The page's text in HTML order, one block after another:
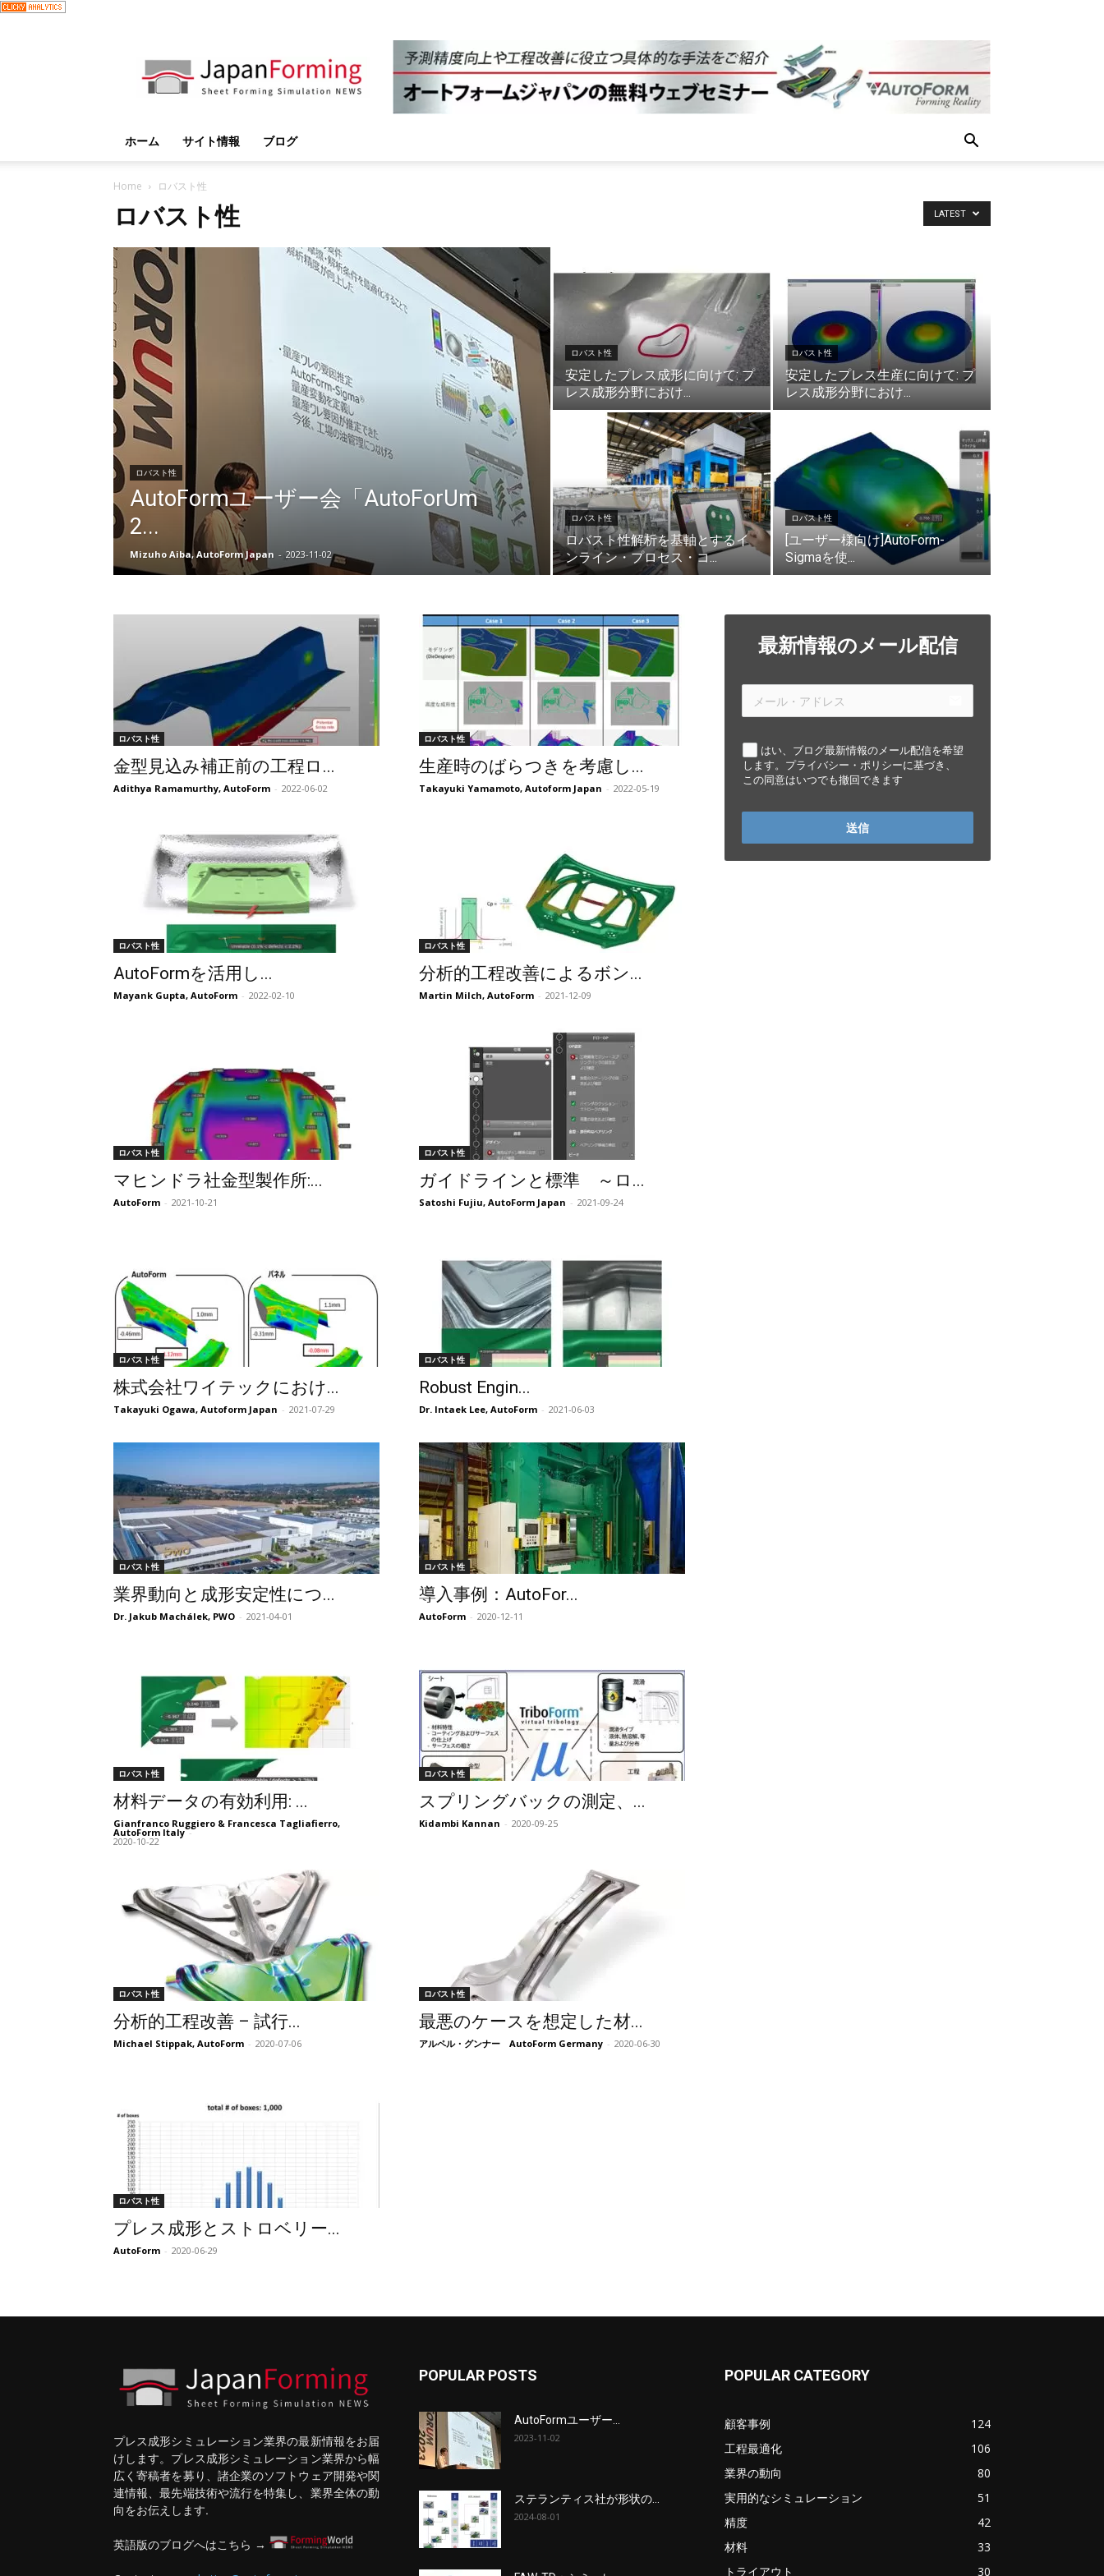
ホーム サイト情報 ブログ
Home ロバスト性
ロバスト性 LATEST
ロバスト性
AutoFormユーザー会「AutoForUm
2...
Mizuho Aiba, AutoForm Japan - 2023-11-02
ロバスト性
安定したプレス成形に向けて: プ
レス成形分野におけ...
ロバスト性
安定したプレス生産に向けて: プ
レス成形分野におけ...
ロバスト性
ロバスト性解析を基軸とするイ
ンライン・プロセス・コ...
ロバスト性
[ユーザー様向け]AutoForm-
Sigmaを使...
ロバスト性
金型見込み補正前の工程ロ...
Adithya Ramamurthy, AutoForm - 2022-06-02
ロバスト性
生産時のばらつきを考慮し...
Takayuki Yamamoto, Autoform Japan - 2022-05-19
ロバスト性
AutoFormを活用し...
Mayank Gupta, AutoForm - 2022-02-10
ロバスト性
分析的工程改善によるボン...
Martin Milch, AutoForm - 2021-12-09
ロバスト性
マヒンドラ社金型製作所:...
AutoForm - 2021-10-21
ロバスト性
ガイドラインと標準 ～ロ...
Satoshi Fujiu, AutoForm Japan - 2021-09-24
ロバスト性
株式会社ワイテックにおけ...
Takayuki Ogawa, Autoform Japan - 2021-07-29
ロバスト性
Robust Engin...
Dr. Intaek Lee, AutoForm - 2021-06-03
ロバスト性
業界動向と成形安定性につ...
Dr. Jakub Machálek, PWO - 2021-04-01
ロバスト性
導入事例：AutoFor...
AutoForm - 2020-12-11
ロバスト性
材料データの有効利用: ...
Gianfranco Ruggiero & Francesca Tagliafierro,
AutoForm Italy -
2020-10-22
ロバスト性
スプリングバックの測定、...
Kidambi Kannan - 2020-09-25
ロバスト性
分析的工程改善 – 試行...
Michael Stippak, AutoForm - 2020-07-06
ロバスト性
最悪のケースを想定した材...
アルペル・グンナー AutoForm Germany - 2020-06-30
ロバスト性
プレス成形とストロベリー...
AutoForm - 2020-06-29
最新情報のメール配信
はい、ブログ最新情報のメール配信を希望
します。プライバシー・ポリシーに基づき、
この同意はいつでも撤回できます
送信
プレス成形シミュレーション業界の最新情報をお届
けします。プレス成形シミュレーション業界から幅
広く寄稿者を募り、諸企業のソフトウェア開発や関
連情報、最先端技術や流行を特集し、業界全体の動
向をお伝えします.
英語版のブログへはこちら →
POPULAR POSTS
AutoFormユーザー...
2023-11-02
ステランティス社が形状の...
2024-08-01
POPULAR CATEGORY
顧客事例
124
工程最適化
106
業界の動向
80
実用的なシミュレーション
51
精度
42
材料
33
トライアウト
30